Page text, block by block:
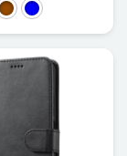
BraunBlau